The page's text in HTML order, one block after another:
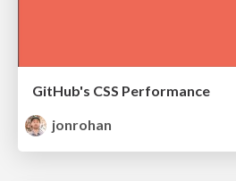
GitHub's CSS Performance
jonrohan